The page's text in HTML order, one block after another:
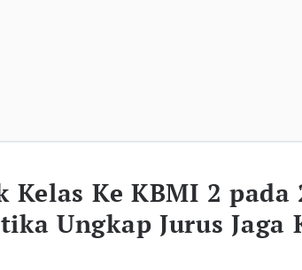
Kelas Ke KBMI 2 pada
Ungkap Jurus Jaga